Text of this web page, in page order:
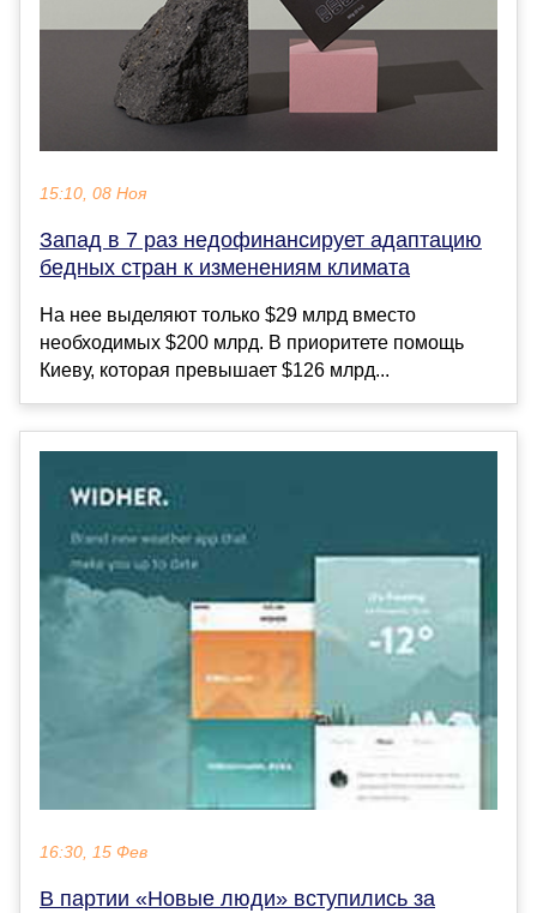
15:10, 08 Ноя
Запад в 7 раз недофинансирует адаптацию
бедных стран к изменениям климата
На нее выделяют только $29 млрд вместо
необходимых $200 млрд. В приоритете помощь
Киеву, которая превышает $126 млрд...
16:30, 15 Фев
В партии «Новые люди» вступились за